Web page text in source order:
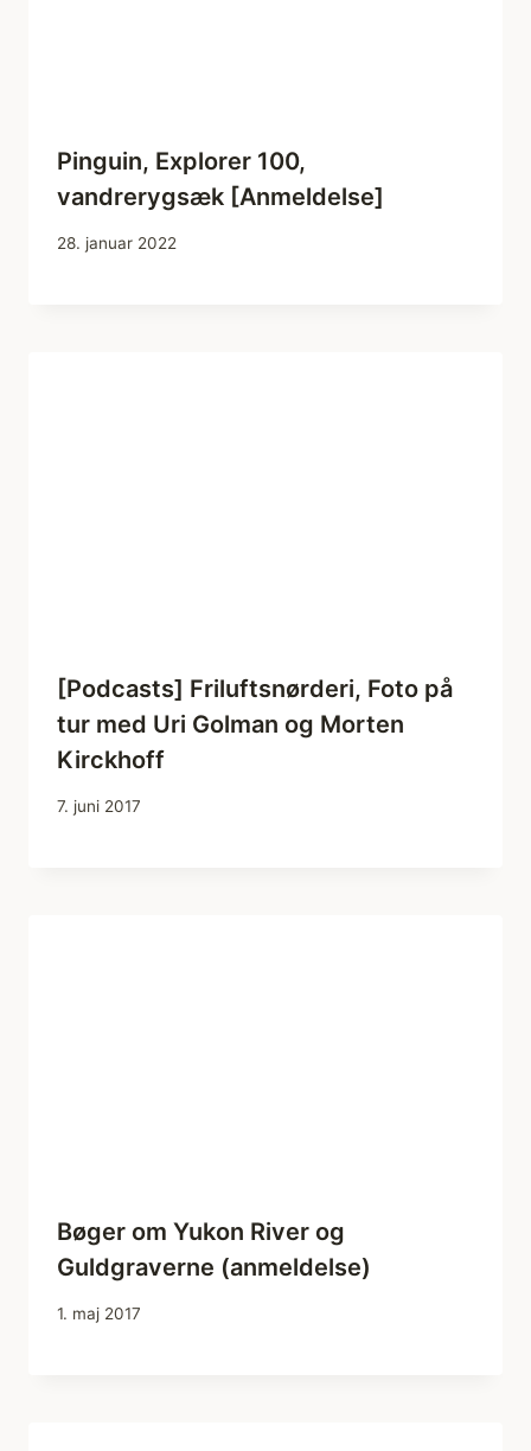
Pinguin, Explorer 100,
vandrerygsæk [Anmeldelse]
28. januar 2022
[Podcasts] Friluftsnørderi, Foto på
tur med Uri Golman og Morten
Kirckhoff
7. juni 2017
Bøger om Yukon River og
Guldgraverne (anmeldelse)
1. maj 2017